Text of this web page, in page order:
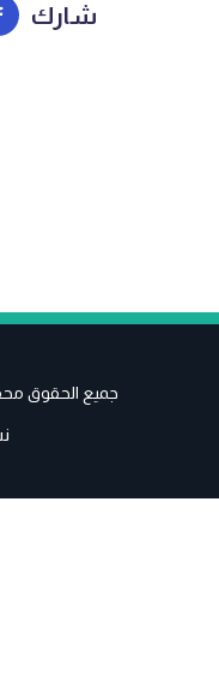
شارك
جميع الحقوق